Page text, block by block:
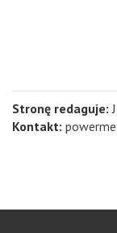
Stronę redaguje:
Kontakt: